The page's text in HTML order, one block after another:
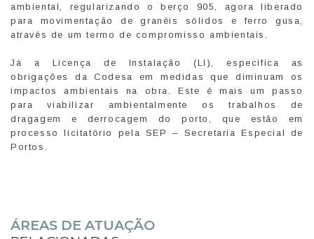
ambiental, regularizando o berço 905, agora liberado
para movimentação de granéis sólidos e ferro gusa,
através de um termo de compromisso ambientais.
Já a Licença de Instalação (LI), especifica as
obrigações da Codesa em medidas que diminuam os
impactos ambientais na obra. Este é mais um passo
para viabilizar ambientalmente os trabalhos de
dragagem e derrocagem do porto, que estão em
processo licitatório pela SEP – Secretaria Especial de
Portos.
ÁREAS DE ATUAÇÃO